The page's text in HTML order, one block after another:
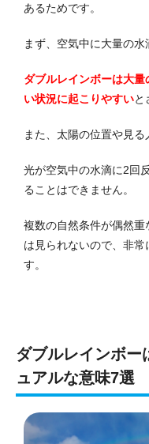
あるためです。
まず、空気中に大量の水
ダブルレインボーは大
い状況に起こりやすいと
また、太陽の位置や見る
光が空気中の水滴に2回
ることはできません。
複数の自然条件が偶然
は見られないので、非
す。
ダブルレインボー
ュアルな意味7選